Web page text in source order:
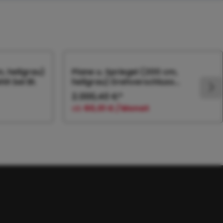
hellgrau)
bei Bl.
Plane u. Spriegel (200 cm,
hellgrau) Drehverschluss
(empfiehlt bei Bl.
2.000,40 €*
ab 60,01 € / Monat